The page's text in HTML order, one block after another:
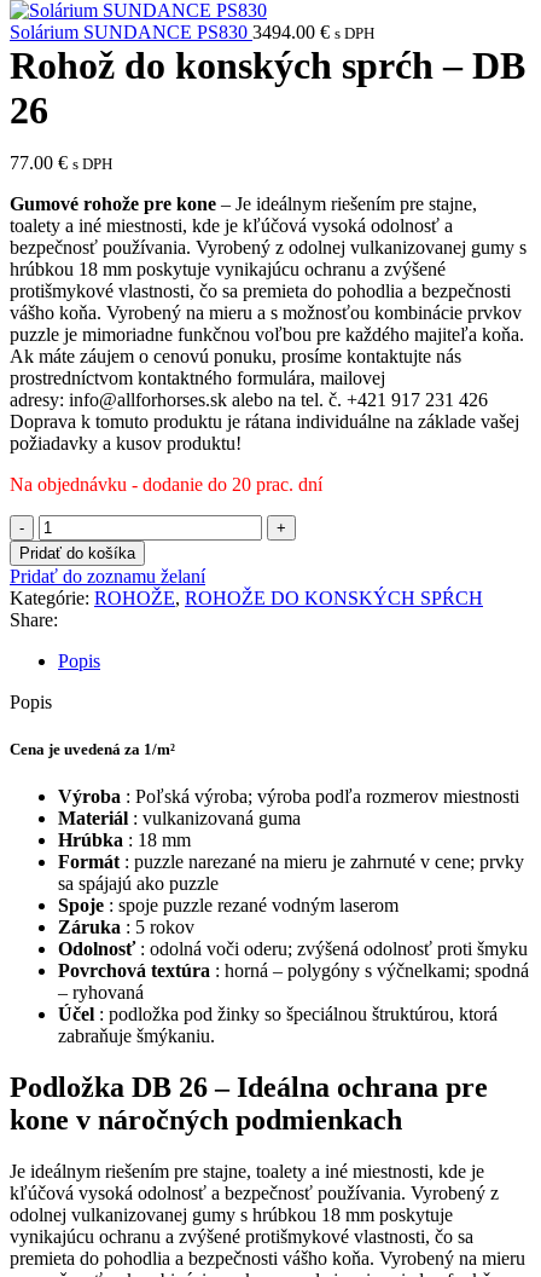
Solárium SUNDANCE PS830 3494.00 € s DPH
Rohož do konských sprćh – DB
26
77.00 € s DPH
Gumové rohože pre kone – Je ideálnym riešením pre stajne,
toalety a iné miestnosti, kde je kľúčová vysoká odolnosť a
bezpečnosť používania. Vyrobený z odolnej vulkanizovanej gumy s
hrúbkou 18 mm poskytuje vynikajúcu ochranu a zvýšené
protišmykové vlastnosti, čo sa premieta do pohodlia a bezpečnosti
vášho koňa. Vyrobený na mieru a s možnosťou kombinácie prvkov
puzzle je mimoriadne funkčnou voľbou pre každého majiteľa koňa.
Ak máte záujem o cenovú ponuku, prosíme kontaktujte nás
prostredníctvom kontaktného formulára, mailovej
adresy: info@allforhorses.sk alebo na tel. č. +421 917 231 426
Doprava k tomuto produktu je rátana individuálne na základe vašej
požiadavky a kusov produktu!
Na objednávku - dodanie do 20 prac. dní
množstvo
Rohož
do
konských
sprćh
-
DB
Pridať do košíka
Pridať do zoznamu želaní
Kategórie: ROHOŽE, ROHOŽE DO KONSKÝCH SPŔCH
Share:
Popis
Popis
Cena je uvedená za 1/m²
Výroba : Poľská výroba; výroba podľa rozmerov miestnosti
Materiál : vulkanizovaná guma
Hrúbka : 18 mm
Formát : puzzle narezané na mieru je zahrnuté v cene; prvky
sa spájajú ako puzzle
Spoje : spoje puzzle rezané vodným laserom
Záruka : 5 rokov
Odolnosť: odolná voči oderu; zvýšená odolnosť proti šmyku
Povrchová textúra : horná – polygóny s výčnelkami; spodná
– ryhovaná
Účel : podložka pod žinky so špeciálnou štruktúrou, ktorá
zabraňuje šmýkaniu.
Podložka DB 26 – Ideálna ochrana pre
kone v náročných podmienkach
Je ideálnym riešením pre stajne, toalety a iné miestnosti, kde je
kľúčová vysoká odolnosť a bezpečnosť používania. Vyrobený z
odolnej vulkanizovanej gumy s hrúbkou 18 mm poskytuje
vynikajúcu ochranu a zvýšené protišmykové vlastnosti, čo sa
premieta do pohodlia a bezpečnosti vášho koňa. Vyrobený na mieru